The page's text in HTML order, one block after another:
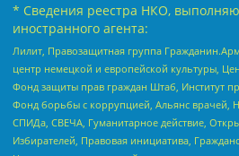
* Сведения реестра НКО,
иностранного агента:
Лилит, Правозащитная группа
центр немецкой и европейской культуры,
Фонд защиты прав граждан Штаб, Институт
Фонд борьбы с коррупцией, Альянс
СПИДа, СВЕЧА, Гуманитарное действие,
Избирателей, Правовая инициатива,